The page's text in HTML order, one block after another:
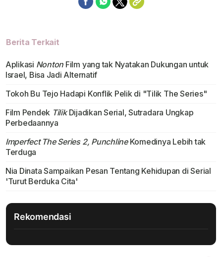
Berita Terkait
Aplikasi Nonton Film yang tak Nyatakan Dukungan untuk
Israel, Bisa Jadi Alternatif
Tokoh Bu Tejo Hadapi Konflik Pelik di "Tilik The Series"
Film Pendek TilikDijadikan Serial, Sutradara Ungkap
Perbedaannya
Imperfect The Series 2, PunchlineKomedinya Lebih tak
Terduga
Nia Dinata Sampaikan Pesan Tentang Kehidupan di Serial
'Turut Berduka Cita'
Rekomendasi